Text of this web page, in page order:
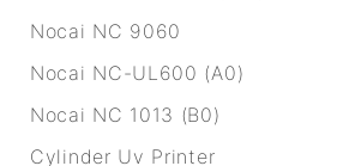
Nocai NC 9060
Nocai NC-UL600 (A0)
Nocai NC 1013 (B0)
Cylinder Uv Printer